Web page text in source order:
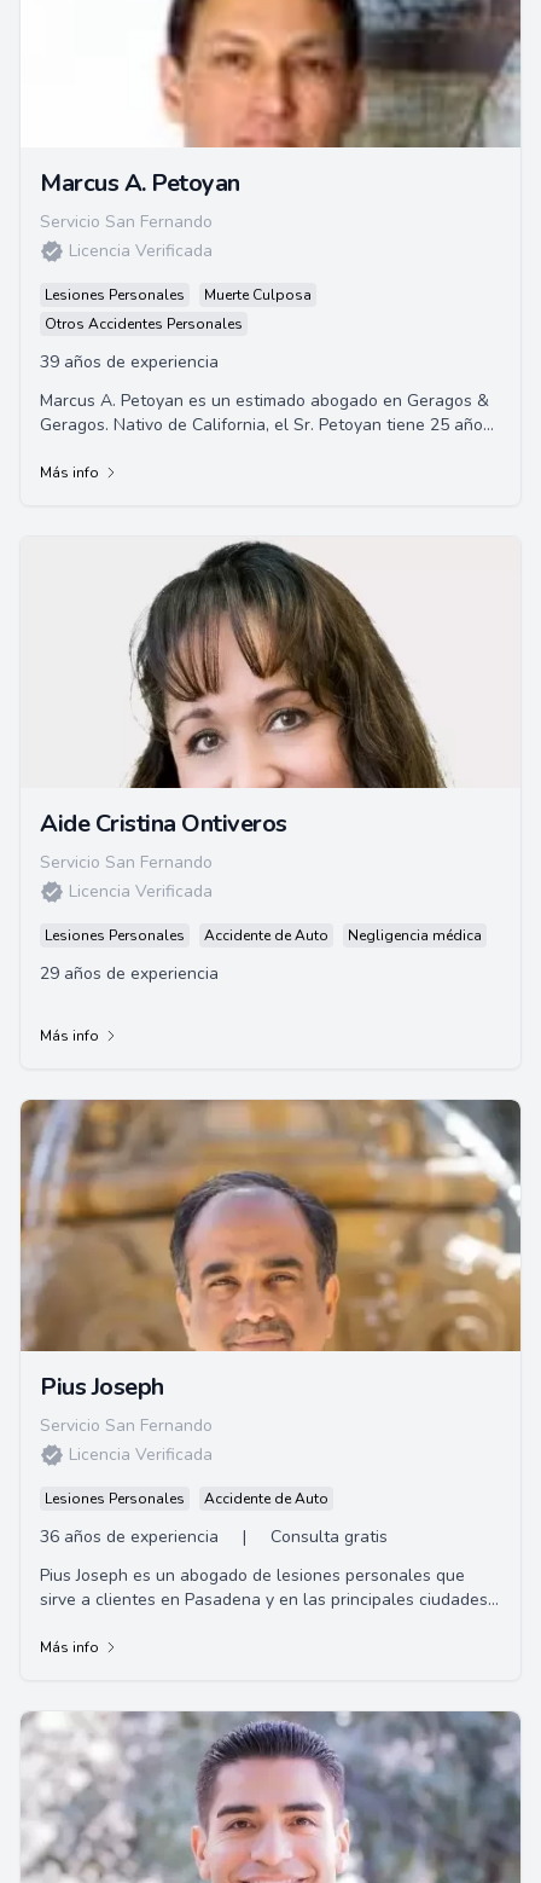
Marcus A. Petoyan
Servicio San Fernando
Licencia Verificada
Lesiones Personales
Muerte Culposa
Otros Accidentes Personales
39 años de experiencia
Marcus A. Petoyan es un estimado abogado en Geragos &
Geragos. Nativo de California, el Sr. Petoyan tiene 25 años
Más info
Aide Cristina Ontiveros
Servicio San Fernando
Licencia Verificada
Lesiones Personales Accidente de Auto Negligencia médica
29 años de experiencia
Más info
Pius Joseph
Servicio San Fernando
Licencia Verificada
Lesiones Personales Accidente de Auto
36 años de experiencia |
Consulta gratis
Pius Joseph es un abogado de lesiones personales que
sirve a clientes en Pasadena y en las principales ciudades
Más info